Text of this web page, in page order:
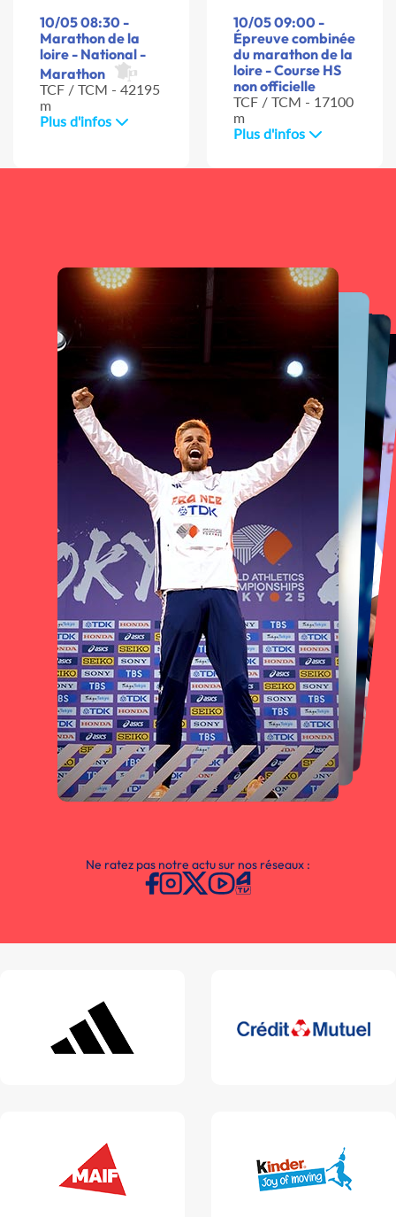
10/05 08:30 -
Marathon de la
loire - National -
Marathon
TCF / TCM - 42195
m
Plus d'infos
10/05 09:00 -
Épreuve combinée
du marathon de la
loire - Course HS
non officielle
TCF / TCM - 17100
m
Plus d'infos
Ne ratez pas notre actu sur nos réseaux :